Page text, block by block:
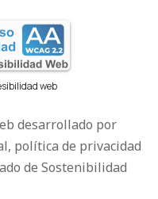
web
desarrollado por
política de privacidad
de Sostenibilidad